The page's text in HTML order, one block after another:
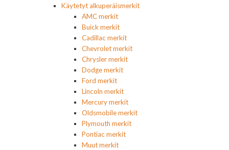
Käytetyt alkuperäismerkit
AMC merkit
Buick merkit
Cadillac merkit
Chevrolet merkit
Chrysler merkit
Dodge merkit
Ford merkit
Lincoln merkit
Mercury merkit
Oldsmobile merkit
Plymouth merkit
Pontiac merkit
Muut merkit